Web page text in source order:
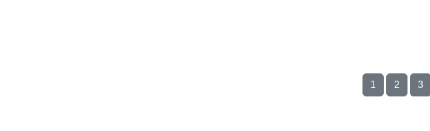
1 2 3